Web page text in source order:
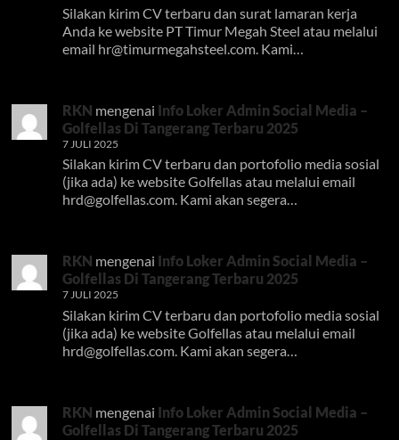
Silakan kirim CV terbaru dan surat lamaran kerja
Anda ke website PT Timur Megah Steel atau melalui
email hr@timurmegahsteel.com . Kami…
RKN mengenai Info Loker Admin Social Media –
Golfellas Di Tangerang Terbaru 2025
7 JULI 2025
Silakan kirim CV terbaru dan portofolio media sosial
(jika ada) ke website Golfellas atau melalui email
hrd@golfellas.com. Kami akan segera…
RKN mengenai Info Loker Admin Social Media –
Golfellas Di Tangerang Terbaru 2025
7 JULI 2025
Silakan kirim CV terbaru dan portofolio media sosial
(jika ada) ke website Golfellas atau melalui email
hrd@golfellas.com. Kami akan segera…
RKN mengenai Info Loker Admin Social Media –
Golfellas Di Tangerang Terbaru 2025